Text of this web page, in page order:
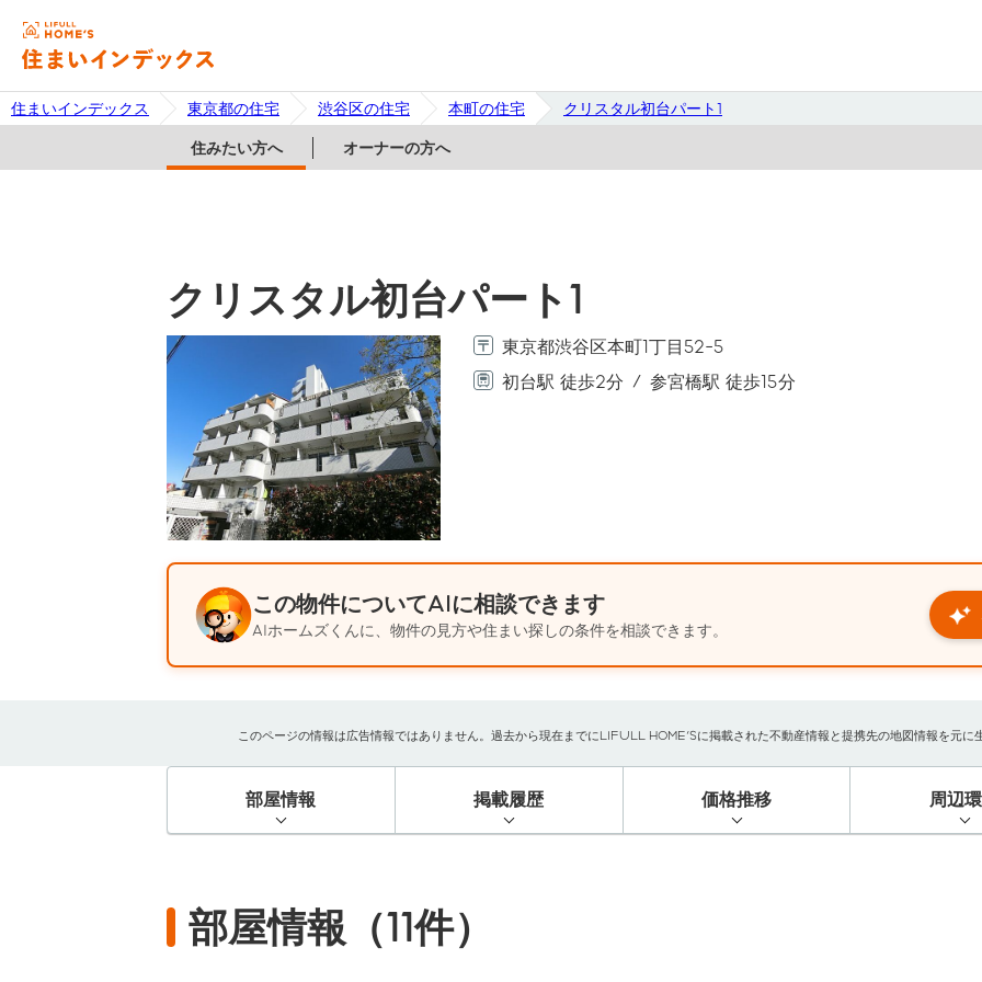
住まいインデックス 東京都の住宅 渋谷区の住宅 本町の住宅 クリスタル初台パート1
住みたい方へ オーナーの方へ
クリスタル初台パート1
東京都渋谷区本町1丁目52-5
初台駅 徒歩2分
参宮橋駅 徒歩15分
この物件についてAIに相談できます
AIホームズくんに、物件の見方や住まい探しの条件を相談できます。
このページの情報は広告情報ではありません。過去から現在までにLIFULL HOME'Sに掲載された不動産情報と提携先の地図情報を元
部屋情報 掲載履歴 価格推移 周辺
部屋情報（11件）